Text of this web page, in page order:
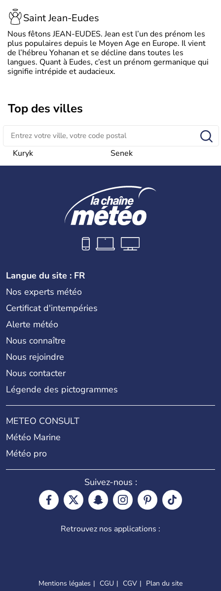
Saint Jean-Eudes
Nous fêtons JEAN-EUDES. Jean est l’un des prénom les
plus populaires depuis le Moyen Age en Europe. Il vient
de l’hébreu Yohanan et se décline dans toutes les
langues. Quant à Eudes, c’est un prénom germanique qui
signifie intrépide et audacieux.
Top des villes
Kuryk Senek
Langue du site : FR
Nos experts météo
Certificat d'intempéries
Alerte météo
Nous connaître
Nous rejoindre
Nous contacter
Légende des pictogrammes
METEO CONSULT
Météo Marine
Météo pro
Suivez-nous :
Retrouvez nos applications :
Mentions légales CGU CGV Plan du site